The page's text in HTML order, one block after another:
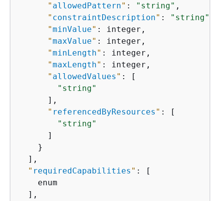
" allowedPattern" : "string" ,
" constraintDescription" : "string"
"minValue" : integer,
"maxValue" : integer,
"minLength" : integer,
"maxLength" : integer,
" allowedValues " : [
"string"
      ],
" referencedByResources " : [
"string"
      ]
    }
  ],
" requiredCapabilities " : [
    enum
  ],